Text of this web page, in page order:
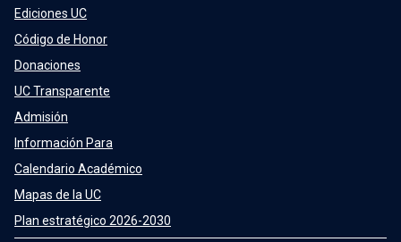
Ediciones UC
Código de Honor
Donaciones
UC Transparente
Admisión
Información Para
Calendario Académico
Mapas de la UC
Plan estratégico 2026-2030